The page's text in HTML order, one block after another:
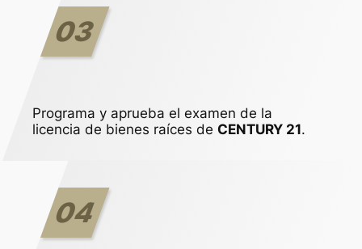
03
Programa y aprueba el examen de la
licencia de bienes raíces deCENTURY 21.
04